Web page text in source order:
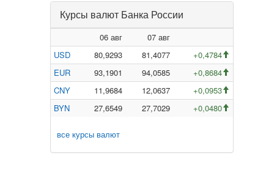
Курсы валют Банка России
06 авг
07 авг
USD
80,9293 81,4077
+0,4784
EUR
93,1901 94,0585
+0,8684
CNY
11,9684 12,0637
+0,0953
BYN
27,6549 27,7029 +0,0480
все курсы валют